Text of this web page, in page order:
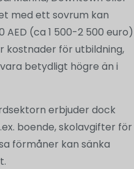
med ett sovrum kan
AED (ca 1 500-2 500 euro)
kostnader för utbildning,
betydligt högre än i
erbjuder dock
boende, skolavgifter för
förmåner kan sänka